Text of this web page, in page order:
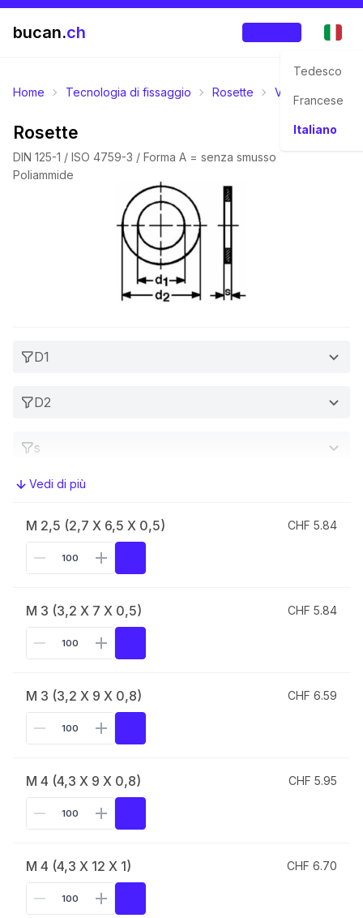
bucan.ch
Tedesco
Francese
Italiano
Home Tecnologia di fissaggio Rosette Varie rosette
Rosette
DIN 125-1 / ISO 4759-3 / Forma A = senza smusso
Poliammide
D1
D2
s
Per viti
Vedi di più
M 2,5 (2,7 X 6,5 X 0,5) CHF 5.84
M 3 (3,2 X 7 X 0,5) CHF 5.84
M 3 (3,2 X 9 X 0,8) CHF 6.59
M 4 (4,3 X 9 X 0,8) CHF 5.95
M 4 (4,3 X 12 X 1) CHF 6.70